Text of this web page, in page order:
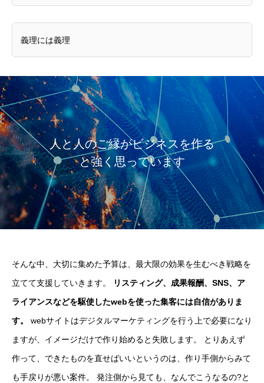
義理には義理
人と人のご縁がビジネスを作る
と強く思っています
そんな中、大切に集めた予算は、最大限の効果を生むべき戦略を
立てて支援していきます。
リスティング、成果報酬、SNS、ア
ライアンスなどを駆使したwebを使った集客には自信がありま
す。
webサイトはデジタルマーケティングを行う上で必要になり
ますが、イメージだけで作り始めると失敗します。 とりあえず
作って、できたものを直せばいいというのは、作り手側からみて
も手戻りが悪い案件。 発注側から見ても、なんでこうなるの?と